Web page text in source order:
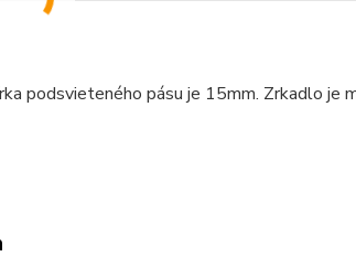
podsvieteného pásu je 15mm. Zrkadlo je